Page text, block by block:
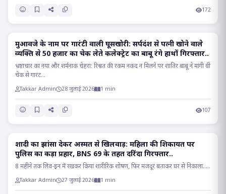
172
CRIME
मुआवजे के नाम पर गारंटी वाली घूसखोरी: सर्पदंश से पत्नी खोने वाले
व्यक्ति से 50 हजार का चेक लेते कलेक्ट्रेट का बाबू रंगे हाथों गिरफ्तार..
भ्रष्टाचार का नया और शर्मनाक चेहरा: रिश्वत की रकम नकद न मिलने पर शातिर बाबू ने मांगी थी
चेक से गारंट...
Takkar Admin 28 जुलाई 2026 1 min
107
CRIME
शादी का झांसा देकर अस्मत से खिलवाड़: महिला की शिकायत पर
पुलिस का कड़ा प्रहार, BNS 69 के तहत दरिंदा गिरफ्तार..
8 महीने तक लिव-इन में रखकर किया शारीरिक शोषण, फिर मजदूर बताकर घर से निकाला.....
Takkar Admin 27 जुलाई 2026 1 min